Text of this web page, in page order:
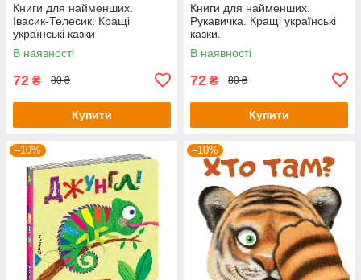
Книги для найменших.
Івасик-Телесик. Кращі
українські казки
В наявності
72 ₴ 80 ₴
Купити
Книги для найменших.
Рукавичка. Кращі українські
казки.
В наявності
72 ₴ 80 ₴
Купити
–10% –10%